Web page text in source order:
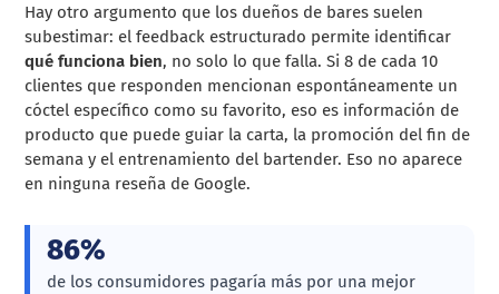
Hay otro argumento que los dueños de bares suelen
subestimar: el feedback estructurado permite identificar
qué funciona bien, no solo lo que falla. Si 8 de cada 10
clientes que responden mencionan espontáneamente un
cóctel específico como su favorito, eso es información de
producto que puede guiar la carta, la promoción del fin de
semana y el entrenamiento del bartender. Eso no aparece
en ninguna reseña de Google.
86%
de los consumidores pagaría más por una mejor